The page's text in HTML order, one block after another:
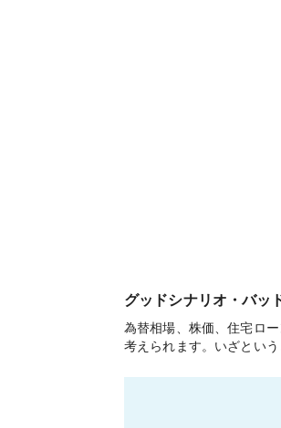
グッドシナリオ・バッ
為替相場、株価、住宅ロ
考えられます。いざとい